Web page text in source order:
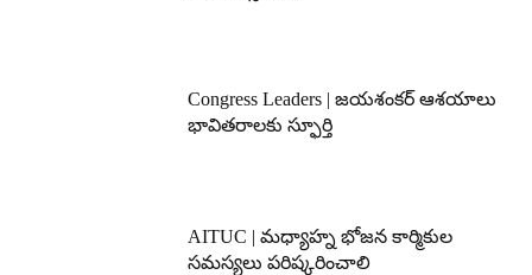
Congress Leaders | జయశంకర్ ఆశయాలు
భావితరాలకు స్ఫూర్తి
AITUC | మధ్యాహ్న భోజన కార్మికుల
సమస్యలు పరిష్కరించాలి